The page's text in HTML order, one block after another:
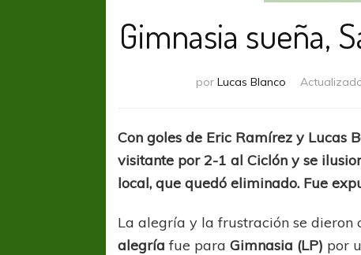
Gimnasia sueña,
por Lucas Blanco
Con goles de Eric Ramírez y Lucas
visitante por 2-1 al Ciclón y se
local, que quedó eliminado. Fue
La alegría y la frustración se dieron
alegríafue paraGimnasia (LP) por